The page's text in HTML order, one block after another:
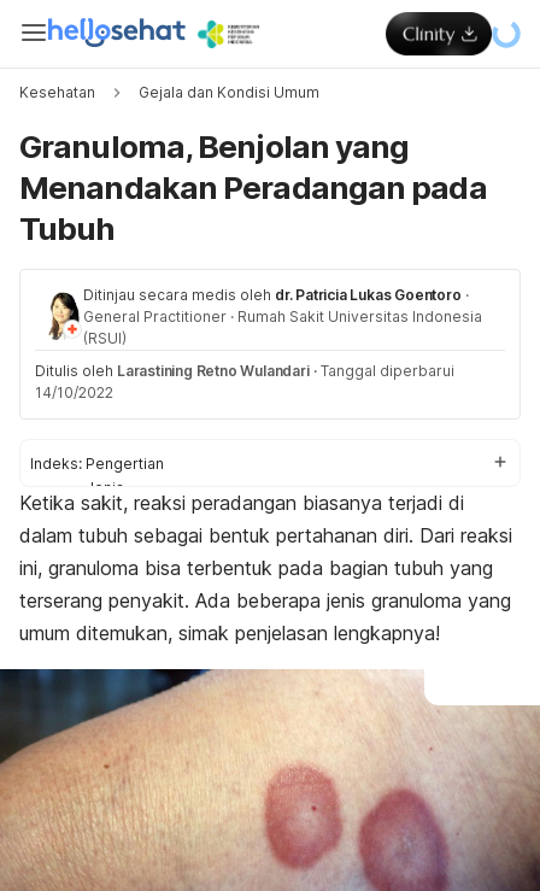
Kesehatan Gejala dan Kondisi Umum
Granuloma, Benjolan yang
Menandakan Peradangan pada
Tubuh
Ditinjau secara medis oleh dr. Patricia Lukas Goentoro ·
General Practitioner · Rumah Sakit Universitas Indonesia
(RSUI)
Ditulis oleh Larastining Retno Wulandari · Tanggal diperbarui
14/10/2022
Indeks: Pengertian
Jenis
Pengobatan
Ketika sakit, reaksi peradangan biasanya terjadi di
dalam tubuh sebagai bentuk pertahanan diri. Dari reaksi
ini, granuloma bisa terbentuk pada bagian tubuh yang
terserang penyakit. Ada beberapa jenis granuloma yang
umum ditemukan, simak penjelasan lengkapnya!